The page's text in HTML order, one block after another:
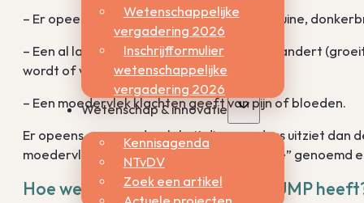
Wetenschappelijke
vergadering 2026
Inschrijfformulier
wetenschappelijke
vergadering 2026
Wetenschap & innovatie
Kennisagenda
NTvDV
Zoek een artikel
– Er opeens een nieuwe, opvallende lichtbruine,
– Een al langer bestaande moedervlek verandert
wordt of van vorm verandert).
– Een moedervlek klachten geeft van pijn of bloeden.
Er opeens een moedervlek zit die er anders uitziet dan
moedervlek wordt ook wel het “lelijk eendje” genoemd
Hoe weet uw arts of u een MELTUMP